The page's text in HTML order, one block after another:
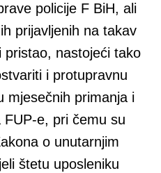
policije F BiH, ali
prijavljenih na takav
pristao, nastojeći tako
i protupravnu
mjesečnih primanja i
e, pri čemu su
o unutarnjim
štetu uposleniku